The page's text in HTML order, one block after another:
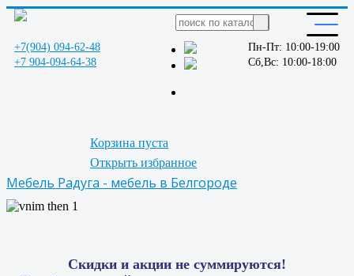
+7(904) 094-62-48
+7 904-094-64-38
Пн-Пт: 10:00-19:00
Сб,Вс: 10:00-18:00
Корзина пуста
Открыть избранное
Мебель Радуга - мебель в Белгороде
Скидки и акции не суммируются!